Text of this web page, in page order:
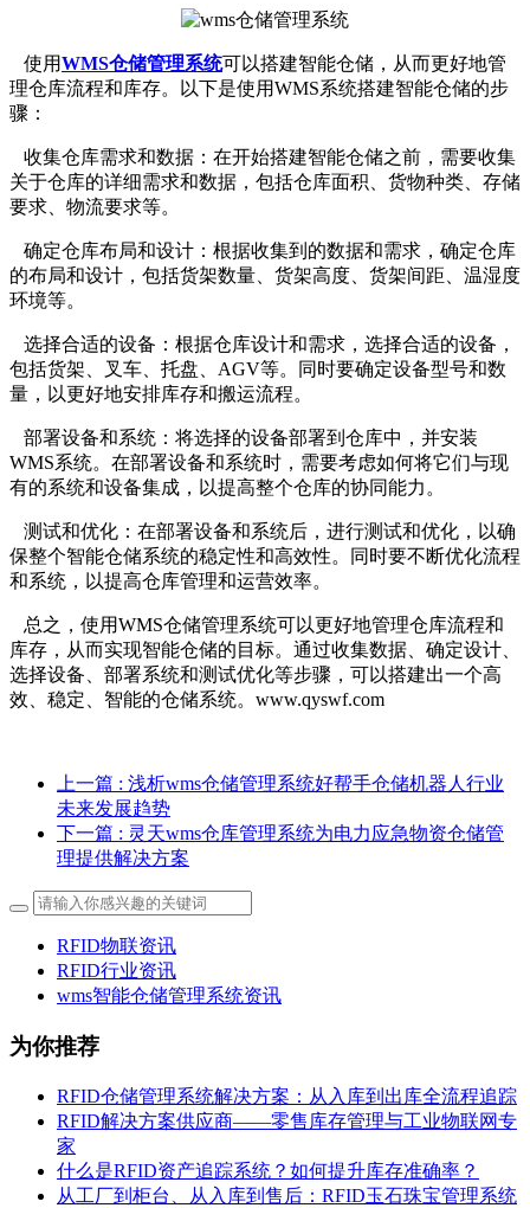
使用WMS仓储管理系统可以搭建智能仓储，从而更好地管
理仓库流程和库存。以下是使用WMS系统搭建智能仓储的步
骤：
收集仓库需求和数据：在开始搭建智能仓储之前，需要收集
关于仓库的详细需求和数据，包括仓库面积、货物种类、存储
要求、物流要求等。
确定仓库布局和设计：根据收集到的数据和需求，确定仓库
的布局和设计，包括货架数量、货架高度、货架间距、温湿度
环境等。
选择合适的设备：根据仓库设计和需求，选择合适的设备，
包括货架、叉车、托盘、AGV等。同时要确定设备型号和数
量，以更好地安排库存和搬运流程。
部署设备和系统：将选择的设备部署到仓库中，并安装
WMS系统。在部署设备和系统时，需要考虑如何将它们与现
有的系统和设备集成，以提高整个仓库的协同能力。
测试和优化：在部署设备和系统后，进行测试和优化，以确
保整个智能仓储系统的稳定性和高效性。同时要不断优化流程
和系统，以提高仓库管理和运营效率。
总之，使用WMS仓储管理系统可以更好地管理仓库流程和
库存，从而实现智能仓储的目标。通过收集数据、确定设计、
选择设备、部署系统和测试优化等步骤，可以搭建出一个高
效、稳定、智能的仓储系统。www.qyswf.com
上一篇 : 浅析wms仓储管理系统好帮手仓储机器人行业
未来发展趋势
下一篇 : 灵天wms仓库管理系统为电力应急物资仓储管
理提供解决方案
RFID物联资讯
RFID行业资讯
wms智能仓储管理系统资讯
为你推荐
RFID仓储管理系统解决方案：从入库到出库全流程追踪
RFID解决方案供应商——零售库存管理与工业物联网专
家
什么是RFID资产追踪系统？如何提升库存准确率？
从工厂到柜台、从入库到售后：RFID玉石珠宝管理系统